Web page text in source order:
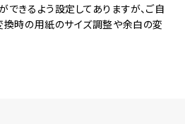
できるよう設定してありますが、ご自
換時の用紙のサイズ調整や余白の変